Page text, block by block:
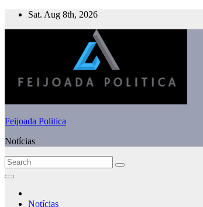
Skip
Sat. Aug 8th, 2026
Feijoada Politica
Notícias
Notícias